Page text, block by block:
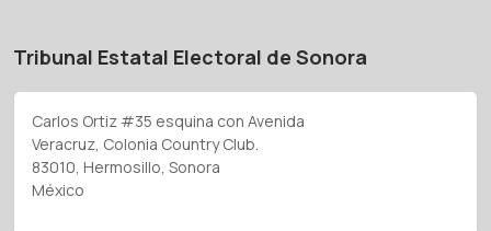
Tribunal Estatal Electoral de Sonora
Carlos Ortiz #35 esquina con Avenida
Veracruz, Colonia Country Club.
83010, Hermosillo, Sonora
México